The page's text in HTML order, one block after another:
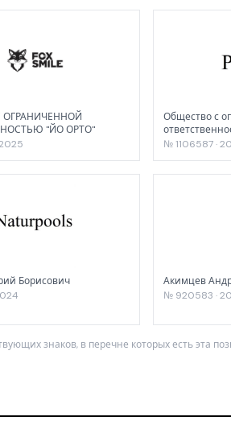
"ЙО ОРТО"
Общество с
№ 1106587 ·
Борисович
Акимцев
№ 920583 ·
знаков, в перечне которых есть эта